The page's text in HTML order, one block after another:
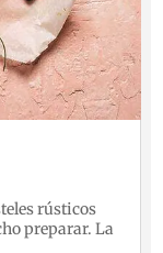
rústicos
preparar. La